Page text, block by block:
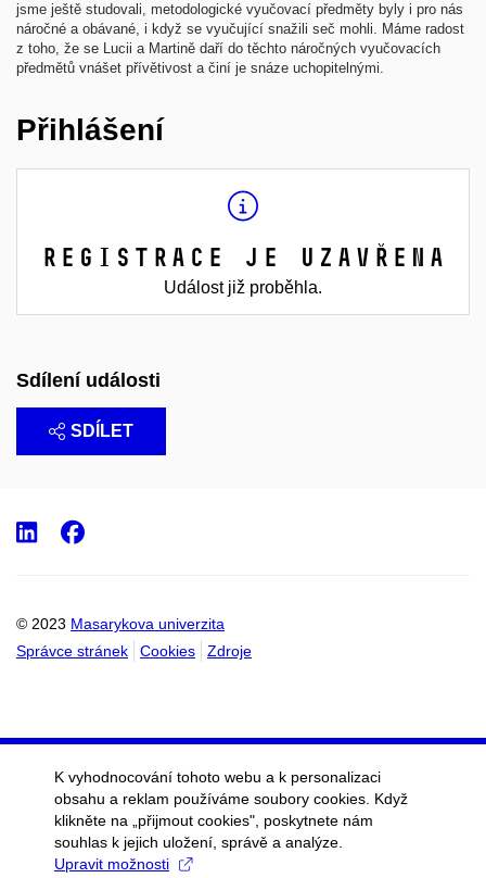
jsme ještě studovali, metodologické vyučovací předměty byly i pro nás
náročné a obávané, i když se vyučující snažili seč mohli. Máme radost
z toho, že se Lucii a Martině daří do těchto náročných vyučovacích
předmětů vnášet přívětivost a činí je snáze uchopitelnými.
Přihlášení
Registrace je uzavřena
Událost již proběhla.
Sdílení události
SDÍLET
© 2023 Masarykova univerzita
Správce stránek
Cookies Zdroje
LinkedIn
Facebook
K vyhodnocování tohoto webu a k personalizaci
obsahu a reklam používáme soubory cookies. Když
klikněte na „přijmout cookies", poskytnete nám
souhlas k jejich uložení, správě a analýze.
Upravit možnosti